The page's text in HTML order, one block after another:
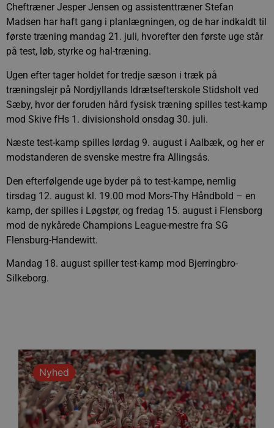
Cheftræner Jesper Jensen og assistenttræner Stefan
Madsen har haft gang i planlægningen, og de har indkaldt til
første træning mandag 21. juli, hvorefter den første uge står
på test, løb, styrke og hal-træning.
Ugen efter tager holdet for tredje sæson i træk på
træningslejr på Nordjyllands Idrætsefterskole Stidsholt ved
Sæby, hvor der foruden hård fysisk træning spilles test-kamp
mod Skive fHs 1. divisionshold onsdag 30. juli.
Næste test-kamp spilles lørdag 9. august i Aalbæk, og her er
modstanderen de svenske mestre fra Allingsås.
Den efterfølgende uge byder på to test-kampe, nemlig
tirsdag 12. august kl. 19.00 mod Mors-Thy Håndbold – en
kamp, der spilles i Løgstør, og fredag 15. august i Flensborg
mod de nykårede Champions League-mestre fra SG
Flensburg-Handewitt.
Mandag 18. august spiller test-kamp mod Bjerringbro-
Silkeborg.
Nyhed